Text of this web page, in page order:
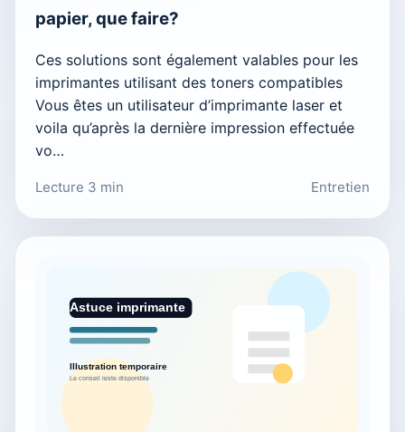
papier, que faire?
Ces solutions sont également valables pour les
imprimantes utilisant des toners compatibles
Vous êtes un utilisateur d’imprimante laser et
voila qu’après la dernière impression effectuée
vo…
Lecture 3 min Entretien